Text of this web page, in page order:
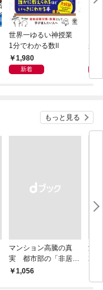
世界一ゆるい神授業
1分でわかる数Ⅱ
1,980
新着
が
もっと見る
マンション高騰の真
実 都市部の「非居住
化」が街を壊す
￥1,056
海
邦